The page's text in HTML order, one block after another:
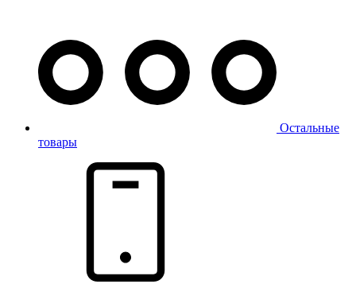
Остальные
товары